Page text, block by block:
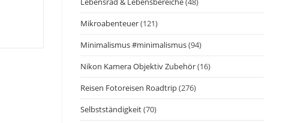
Mikroabenteuer(121)
Minimalismus #minimalismus(94)
Nikon Kamera Objektiv Zubehör(16)
Reisen Fotoreisen Roadtrip(276)
Selbstständigkeit(70)